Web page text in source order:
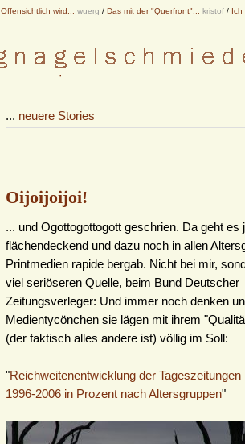
Offensichtlich wird... wuerg / Das mit der "Querfront"... kristof / Ich
... neuere Stories
Oijoijoijoi!
... und Ogottogottogott geschrien. Da geht es
flächendeckend und dazu noch in allen
Printmedien rapide bergab. Nicht bei mir,
viel seriöseren Quelle, beim Bund Deutscher
Zeitungsverleger: Und immer noch denken
Medientycönchen sie lägen mit ihrem
(der faktisch alles andere ist) völlig im Soll:
"Reichweitenentwicklung der
1996-2006 in Prozent nach Altersgruppen"